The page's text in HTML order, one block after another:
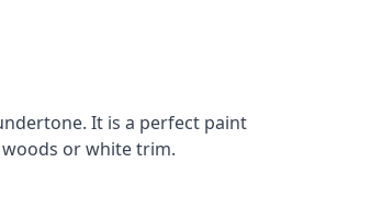
It is a perfect paint
or white trim.